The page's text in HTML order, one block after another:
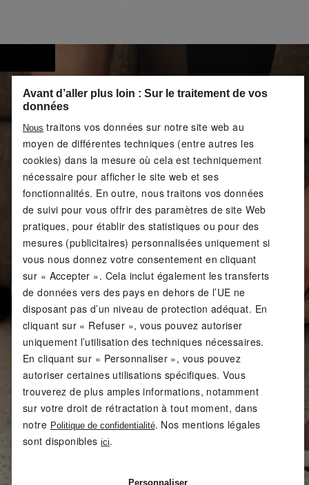
Avant d’aller plus loin : Sur le traitement de vos
données
Nous traitons vos données sur notre site web au
moyen de différentes techniques (entre autres les
cookies) dans la mesure où cela est techniquement
nécessaire pour afficher le site web et ses
fonctionnalités. En outre, nous traitons vos données
de suivi pour vous offrir des paramètres de site Web
pratiques, pour établir des statistiques ou pour des
mesures (publicitaires) personnalisées uniquement si
vous nous donnez votre consentement en cliquant
sur « Accepter ». Cela inclut également les transferts
de données vers des pays en dehors de l’UE ne
disposant pas d’un niveau de protection adéquat. En
cliquant sur « Refuser », vous pouvez autoriser
uniquement l’utilisation des techniques nécessaires.
En cliquant sur « Personnaliser », vous pouvez
autoriser certaines utilisations spécifiques. Vous
trouverez de plus amples informations, notamment
sur votre droit de rétractation à tout moment, dans
notre Politique de confidentialité. Nos mentions légales
sont disponiblesici.
Personnaliser